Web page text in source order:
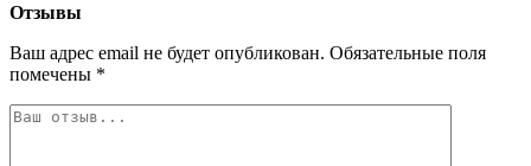
Отзывы
Ваш адрес email не будет опубликован. Обязательные поля
помечены *